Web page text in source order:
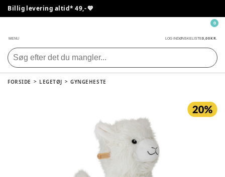
Billig levering altid* 49,- 💙
MENU LOG INDØNSKELISTE0,00 KR.
0
FORSIDE LEGETØJ GYNGEHESTE